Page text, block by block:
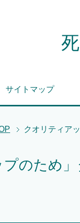
サイトマップ
クオリティア
プのため